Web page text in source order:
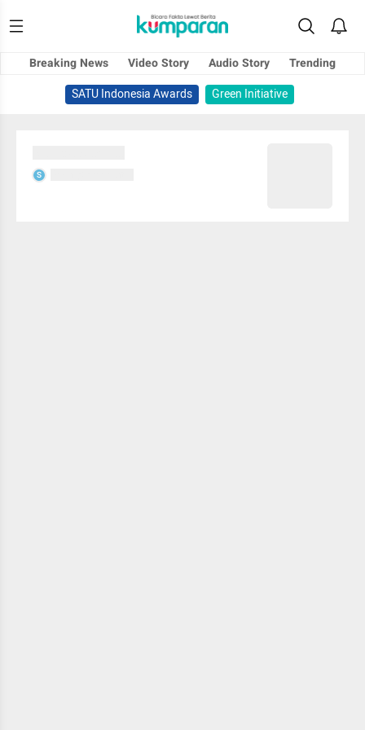
Breaking News Video Story Audio Story
Trending
SATU Indonesia Awards
Green Initiative
S